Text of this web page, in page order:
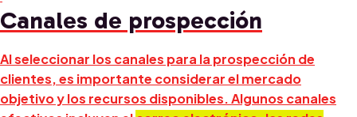
Canales de prospección
Al seleccionar los canales para la prospección de
clientes, es importante considerar el mercado
objetivo y los recursos disponibles. Algunos canales